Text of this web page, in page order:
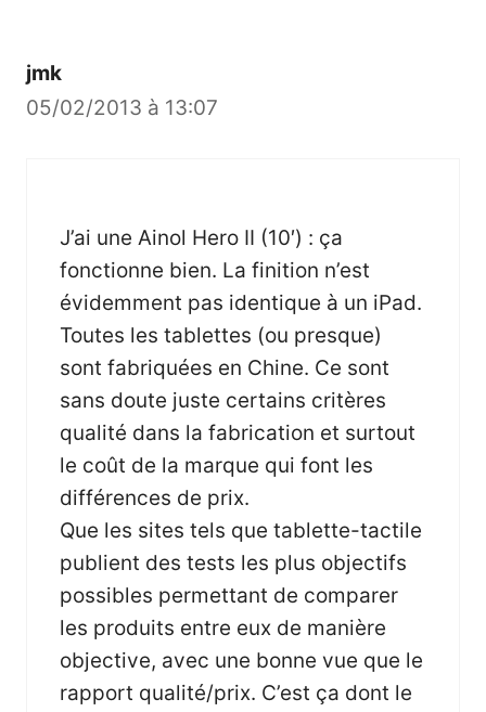
jmk
05/02/2013 à 13:07
J’ai une Ainol Hero II (10′) : ça
fonctionne bien. La finition n’est
évidemment pas identique à un iPad.
Toutes les tablettes (ou presque)
sont fabriquées en Chine. Ce sont
sans doute juste certains critères
qualité dans la fabrication et surtout
le coût de la marque qui font les
différences de prix.
Que les sites tels que tablette-tactile
publient des tests les plus objectifs
possibles permettant de comparer
les produits entre eux de manière
objective, avec une bonne vue que le
rapport qualité/prix. C’est ça dont le